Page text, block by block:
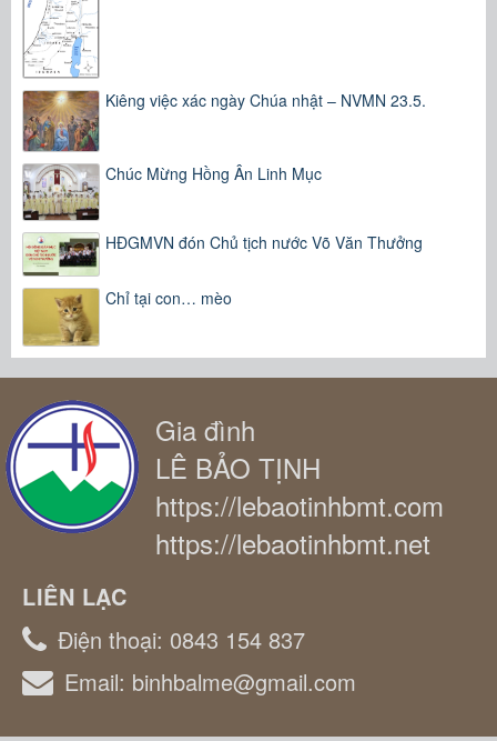
Kiêng việc xác ngày Chúa nhật – NVMN 23.5.
Chúc Mừng Hồng Ân Linh Mục
HĐGMVN đón Chủ tịch nước Võ Văn Thưởng
Chỉ tại con… mèo
Gia đình
LÊ BẢO TỊNH
https://lebaotinhbmt.com
https://lebaotinhbmt.net
LIÊN LẠC
Điện thoại: 0843 154 837
Email: binhbalme@gmail.com